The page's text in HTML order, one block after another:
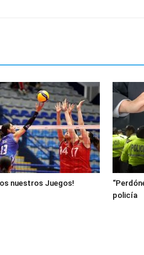
nuestros Juegos!
policía